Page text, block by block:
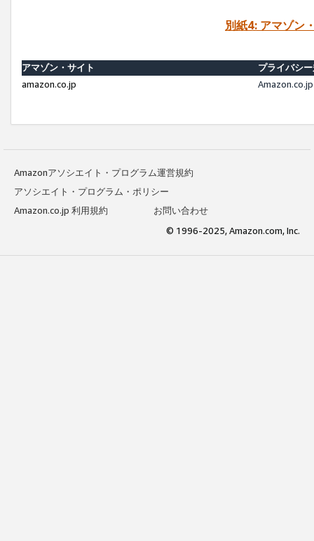
別紙4: アマゾン
アマゾン・サイト
プライバシ
amazon.co.jp
Amazonアソシエイト・プログラム運営規約
アソシエイト・プログラム・ポリシー
Amazon.co.jp 利用規約
お問い合わせ
© 1996-2025, Amazon.com, Inc.